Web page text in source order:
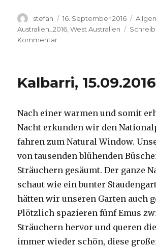
Autor
stefan
Veröffentlicht
am
16. September 2016
Australien_2016 ,West Australien
Kommentarzu
Kalbarri, 15.09.2016
Nach einer warmen und somit
Nacht erkunden wir den
fahren zum Natural Window.
von tausenden blühenden
Sträuchern gesäumt. Der ganze
schaut wie ein bunter
hätten wir unseren Garten auch
Plötzlich spazieren fünf Emus
Sträuchern hervor und queren
immer wieder schön, diese